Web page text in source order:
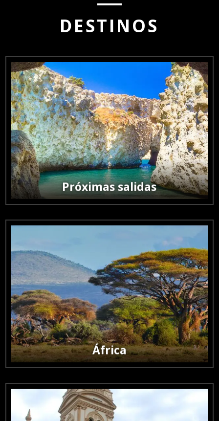
DESTINOS
Próximas salidas

Próximas salidas
Viajes confirmados con fechas próximas para unirte sin
complicaciones.
África

África
Viajes llenos de naturaleza salvaje, culturas únicas y
paisajes impresionantes.